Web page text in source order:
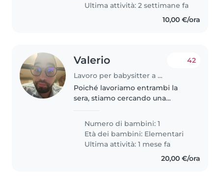
Ultima attività: 2 settimane fa
10,00 €/ora
Valerio
Lavoro per babysitter a Genova
42
Poiché lavoriamo entrambi la
sera, stiamo cercando una
anni a scuola e che possa
prendersi cura di lei dalle 17:00
alle..
Numero di bambini: 1
Età dei bambini: Elementari
Ultima attività: 1 mese fa
20,00 €/ora